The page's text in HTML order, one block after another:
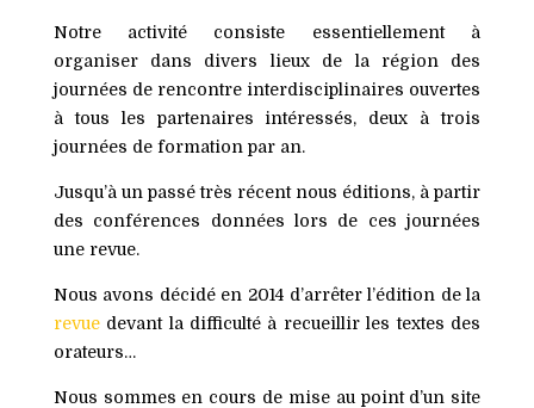
Notre activité consiste essentiellement à
organiser dans divers lieux de la région des
journées de rencontre interdisciplinaires ouvertes
à tous les partenaires intéressés, deux à trois
journées de formation par an.
Jusqu’à un passé très récent nous éditions, à partir
des conférences données lors de ces journées
une revue.
Nous avons décidé en 2014 d’arrêter l’édition de la
revuedevant la difficulté à recueillir les textes des
orateurs…
Nous sommes en cours de mise au point d’un site